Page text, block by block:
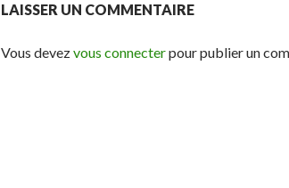
LAISSER UN COMMENTAIRE
Vous devezvous connecterpour publier un